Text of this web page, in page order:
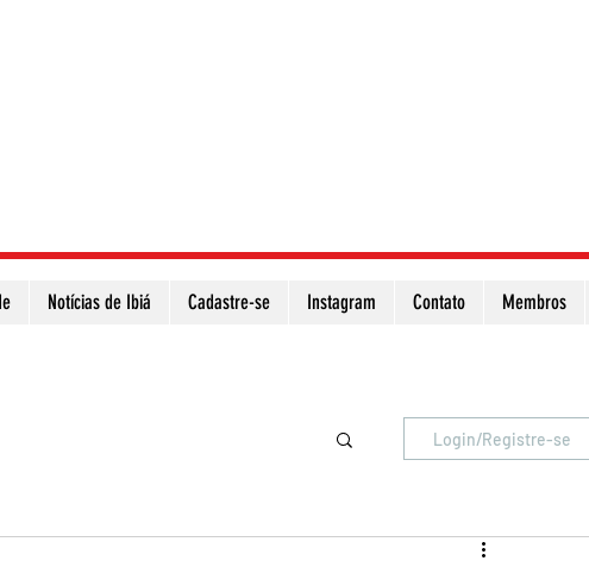
Notícias de Ibiá Cadastre-se Instagram Contato Membros
Login/Registre-se